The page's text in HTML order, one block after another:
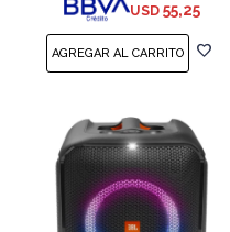
USD 55,25